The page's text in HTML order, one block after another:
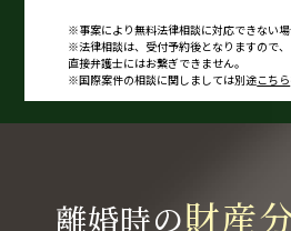
※事案により無料法律相談に対応できない場
※法律相談は、受付予約後となりますので、
直接弁護士にはお繋ぎできません。
※国際案件の相談に関しましては別途こちら
離婚時の財産